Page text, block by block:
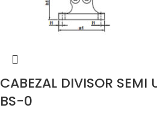
CABEZAL DIVISOR SEMI
BS-0